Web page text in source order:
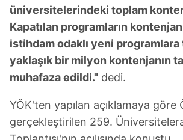
üniversitelerindeki toplam
Kapatılan programların
istihdam odaklı yeni programlara
yaklaşık bir milyon kontenjanın
muhafaza edildi." dedi.
YÖK'ten yapılan açıklamaya göre
gerçekleştirilen 259.